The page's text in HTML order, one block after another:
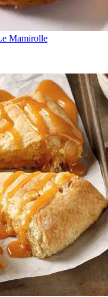
Mamirolle